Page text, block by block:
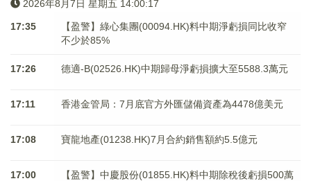
2026年8月7日 星期五 14:00:18
17:35
【盈警】綠心集團(00094.HK)料中期淨虧損同比收窄
不少於85%
17:26 德適-B(02526.HK)中期歸母淨虧損擴大至5588.3萬元
17:11 香港金管局：7月底官方外匯儲備資產為4478億美元
17:08 寶龍地產(01238.HK)7月合約銷售額約5.5億元
17:00
【盈警】中慶股份(01855.HK)料中期除稅後虧損500萬